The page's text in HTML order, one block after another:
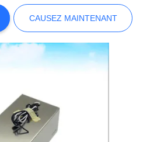
CAUSEZ MAINTENANT